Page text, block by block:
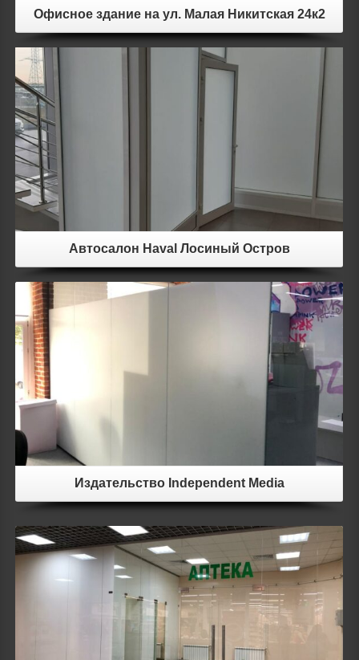
Офисное здание на ул. Малая Никитская 24к2
Автосалон Haval Лосиный Остров
Издательство Independent Media
Details